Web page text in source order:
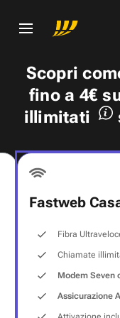
Scopri
fino a 4€
illimitati
Fastweb
Fibra
Chiamate
Modem Seven
Assicurazione